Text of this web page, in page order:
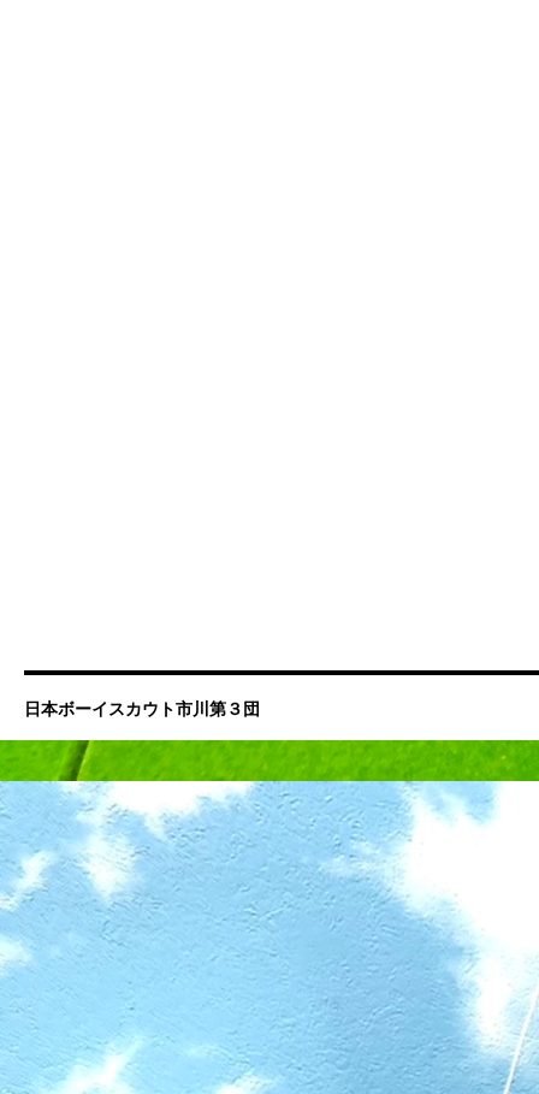
日本ボーイスカウト市川第３団